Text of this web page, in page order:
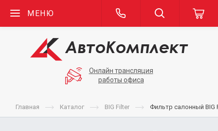
МЕНЮ
Онлайн трансляция
работы офиса
Главная Каталог BIG Filter Фильтр салонный BIG